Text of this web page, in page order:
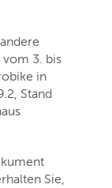
vom 3. bis
in
Stand
Sie,